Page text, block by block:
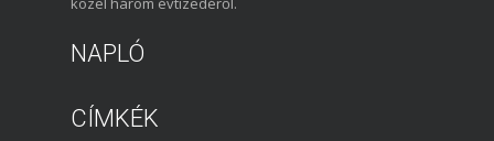
NAPLÓ
CÍMKÉK